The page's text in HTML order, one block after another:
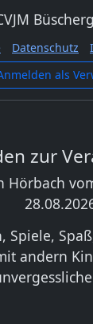
Datenschutz
als
zur
Hörbach
Spiele,
andern